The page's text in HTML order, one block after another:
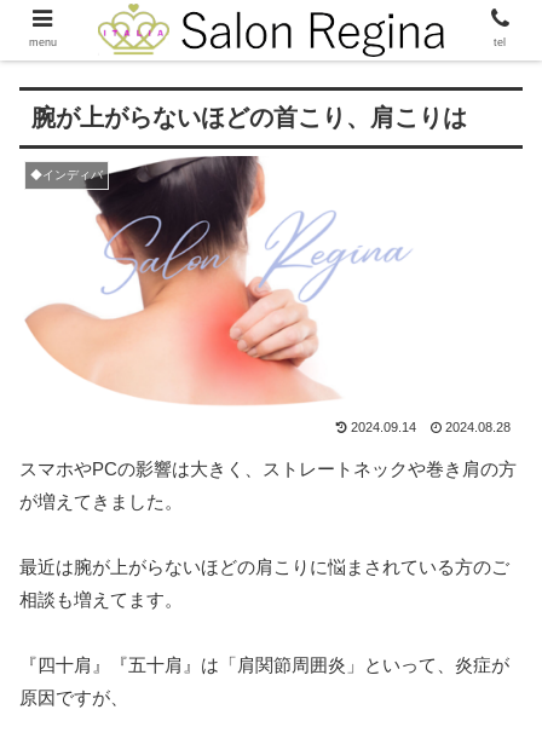
腕が上がらないほどの首こり、肩こりは
◆インディバ
2024.09.14 2024.08.28
スマホやPCの影響は大きく、ストレートネックや巻き肩の方
が増えてきました。
最近は腕が上がらないほどの肩こりに悩まされている方のご
相談も増えてます。
『四十肩』『五十肩』は「肩関節周囲炎」といって、炎症が
原因ですが、
menu tel